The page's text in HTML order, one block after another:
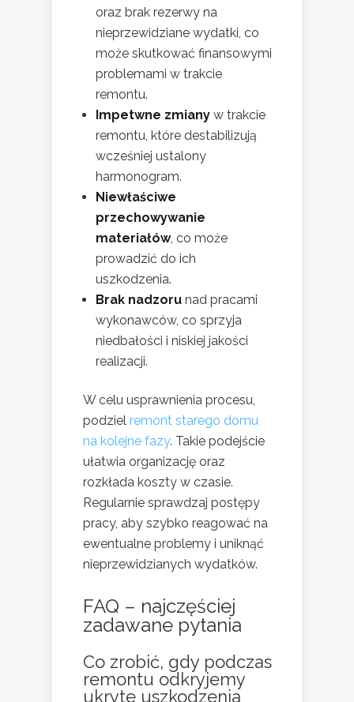
oraz brak rezerwy na
nieprzewidziane wydatki, co
może skutkować finansowymi
problemami w trakcie
remontu.
Impetwne zmiany w trakcie
remontu, które destabilizują
wcześniej ustalony
harmonogram.
Niewłaściwe
przechowywanie
materiałów, co może
prowadzić do ich
uszkodzenia.
Brak nadzoru nad pracami
wykonawców, co sprzyja
niedbałości i niskiej jakości
realizacji.
W celu usprawnienia procesu,
podziel remont starego domu
na kolejne fazy. Takie podejście
ułatwia organizację oraz
rozkłada koszty w czasie.
Regularnie sprawdzaj postępy
pracy, aby szybko reagować na
ewentualne problemy i uniknąć
nieprzewidzianych wydatków.
FAQ – najczęściej
zadawane pytania
Co zrobić, gdy podczas
remontu odkryjemy
ukryte uszkodzenia